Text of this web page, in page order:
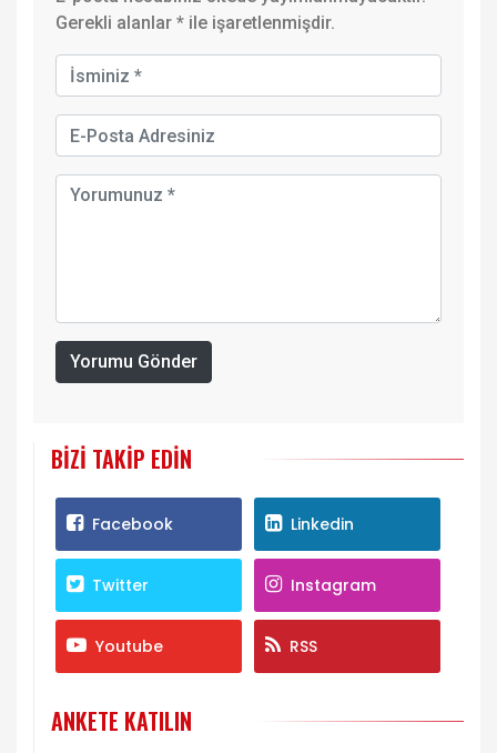
Gerekli alanlar * ile işaretlenmişdir.
Yorumu Gönder
BIZI TAKIP EDIN
Facebook Linkedin
Twitter Instagram
Youtube RSS
ANKETE KATILIN